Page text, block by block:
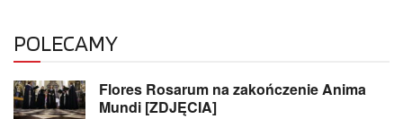
POLECAMY
Flores Rosarum na zakończenie Anima
Mundi [ZDJĘCIA]